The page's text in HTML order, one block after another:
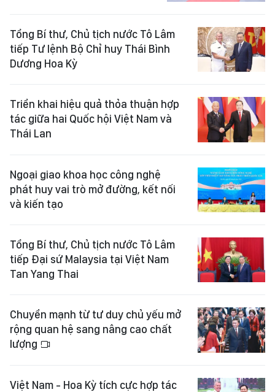
Tổng Bí thư, Chủ tịch nước Tô Lâm
tiếp Tư lệnh Bộ Chỉ huy Thái Bình
Dương Hoa Kỳ
Triển khai hiệu quả thỏa thuận hợp
tác giữa hai Quốc hội Việt Nam và
Thái Lan
Ngoại giao khoa học công nghệ
phát huy vai trò mở đường, kết nối
và kiến tạo
Tổng Bí thư, Chủ tịch nước Tô Lâm
tiếp Đại sứ Malaysia tại Việt Nam
Tan Yang Thai
Chuyển mạnh từ tư duy chủ yếu mở
rộng quan hệ sang nâng cao chất
lượng
Việt Nam - Hoa Kỳ tích cực hợp tác